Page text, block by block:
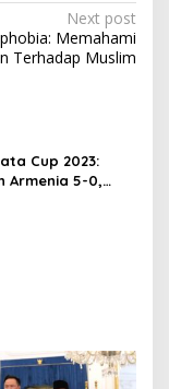
Next post
Memahami
Terhadap Muslim
Cup 2023:
Armenia 5-0,